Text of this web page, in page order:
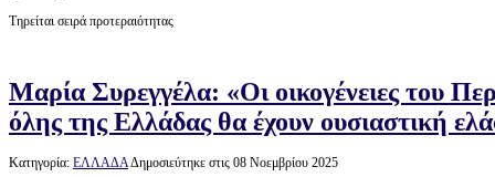
Τηρείται σειρά προτεραιότητας
Μαρία Συρεγγέλα: «Οι οικογένειες του
όλης της Ελλάδας θα έχουν ουσιαστική
Κατηγορία: ΕΛΛΑΔΑΔημοσιεύτηκε στις 08 Νοεμβρίου 2025